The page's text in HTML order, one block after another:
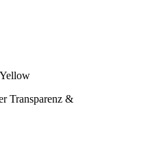
Transparenz &